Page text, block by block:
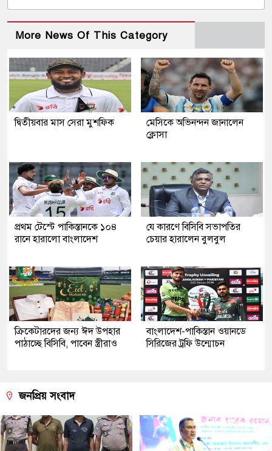
More News Of This Category
দ্বিতীয়বার মাস সেরা মুশফিক
মেসিকে অভিনন্দন জানালেন
ক্লোসা
প্রথম টেস্টে পাকিস্তানকে ১০৪
রানে হারালো বাংলাদেশ
যে কারণে বিসিবি সভাপতির
চেয়ার হারালেন বুলবুল
ক্রিকেটারদের জন্য ঈদ উপহার
পাঠাচ্ছে বিসিবি, পাবেন স্ত্রীরাও
বাংলাদেশ-পাকিস্তান ওয়ানডে
সিরিজের ট্রফি উন্মোচন
জনপ্রিয় সংবাদ